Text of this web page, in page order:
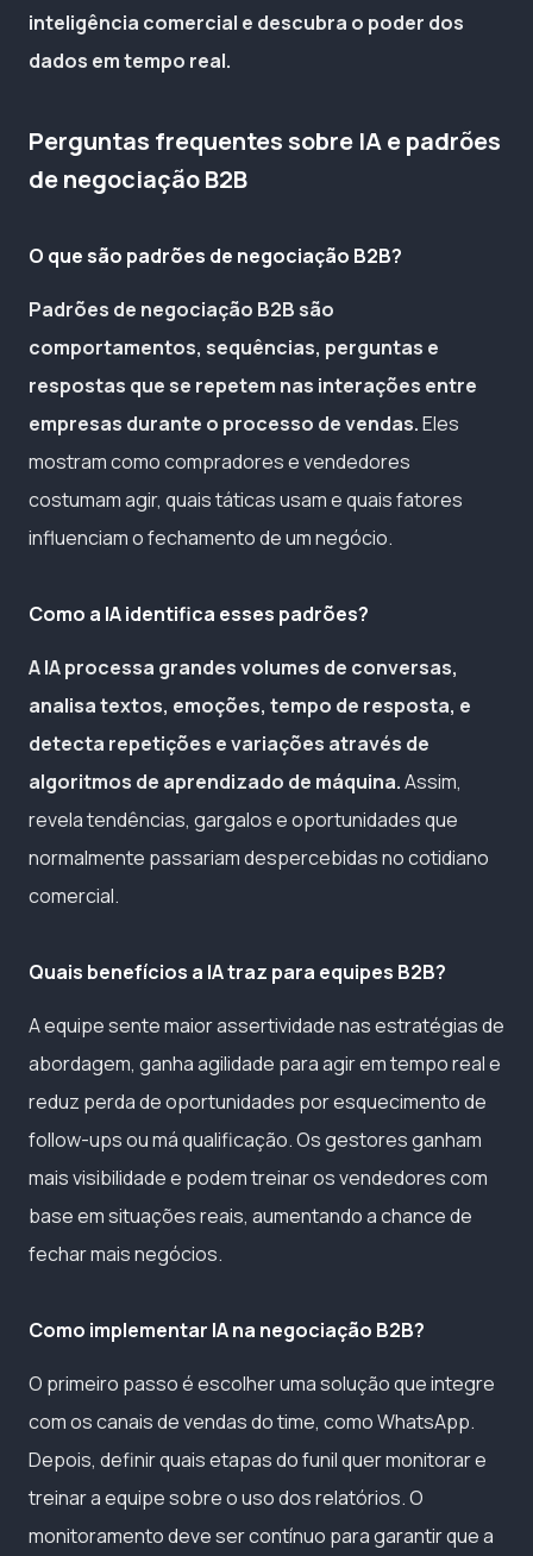
inteligência comercial e descubra o poder dos
dados em tempo real.
Perguntas frequentes sobre IA e padrões
de negociação B2B
O que são padrões de negociação B2B?
Padrões de negociação B2B são
comportamentos, sequências, perguntas e
respostas que se repetem nas interações entre
empresas durante o processo de vendas.Eles
mostram como compradores e vendedores
costumam agir, quais táticas usam e quais fatores
influenciam o fechamento de um negócio.
Como a IA identifica esses padrões?
A IA processa grandes volumes de conversas,
analisa textos, emoções, tempo de resposta, e
detecta repetições e variações através de
algoritmos de aprendizado de máquina.Assim,
revela tendências, gargalos e oportunidades que
normalmente passariam despercebidas no cotidiano
comercial.
Quais benefícios a IA traz para equipes B2B?
A equipe sente maior assertividade nas estratégias de
abordagem, ganha agilidade para agir em tempo real e
reduz perda de oportunidades por esquecimento de
follow-ups ou má qualificação. Os gestores ganham
mais visibilidade e podem treinar os vendedores com
base em situações reais, aumentando a chance de
fechar mais negócios.
Como implementar IA na negociação B2B?
O primeiro passo é escolher uma solução que integre
com os canais de vendas do time, como WhatsApp.
Depois, definir quais etapas do funil quer monitorar e
treinar a equipe sobre o uso dos relatórios. O
monitoramento deve ser contínuo para garantir que a